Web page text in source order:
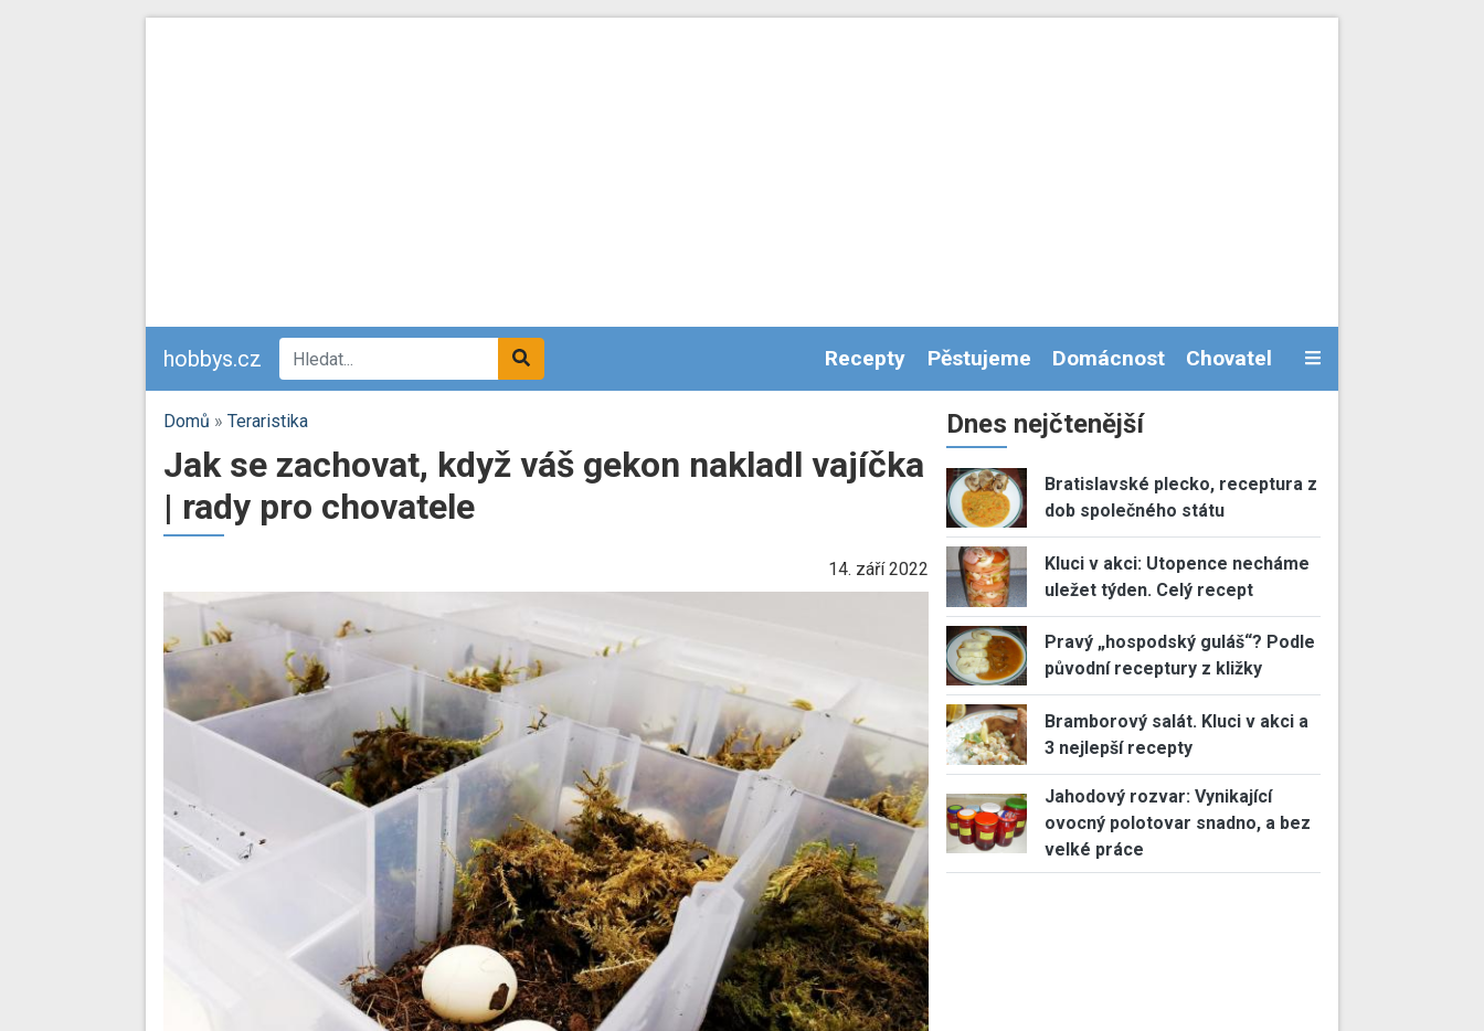
hobbys.cz Recepty Pěstujeme Domácnost Chovatel
Domů » Teraristika
Jak se zachovat, když váš gekon nakladl vajíčka
| rady pro chovatele
14. září 2022
Dnes nejčtenější
Bratislavské plecko, receptura z
dob společného státu
Kluci v akci: Utopence necháme
uležet týden. Celý recept
Pravý „hospodský guláš“? Podle
původní receptury z kližky
Bramborový salát. Kluci v akci a
3 nejlepší recepty
Jahodový rozvar: Vynikající
ovocný polotovar snadno, a bez
velké práce